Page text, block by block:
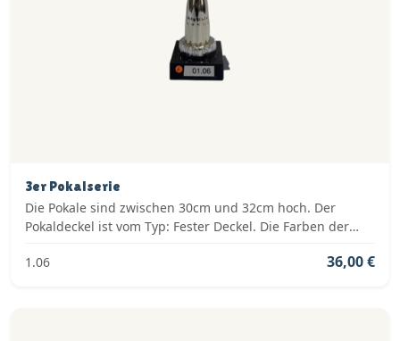
3er Pokalserie
Die Pokale sind zwischen 30cm und 32cm hoch. Der
Pokaldeckel ist vom Typ: Fester Deckel. Die Farben der
1.06
36,00 €